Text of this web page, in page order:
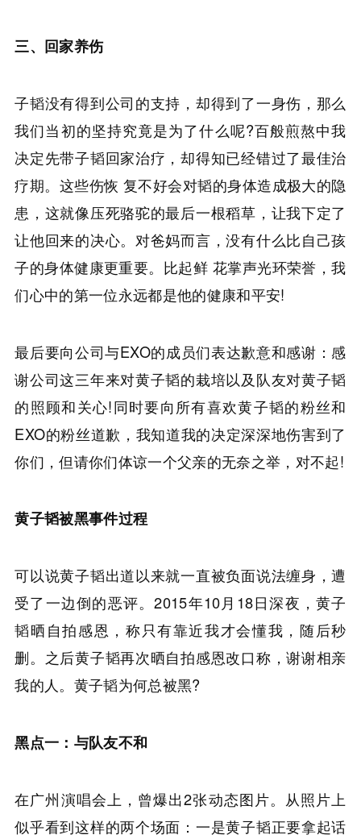
三、回家养伤
子韬没有得到公司的支持，却得到了一身伤，那么
我们当初的坚持究竟是为了什么呢?百般煎熬中我
决定先带子韬回家治疗，却得知已经错过了最佳治
疗期。这些伤恢 复不好会对韬的身体造成极大的隐
患，这就像压死骆驼的最后一根稻草，让我下定了
让他回来的决心。对爸妈而言，没有什么比自己孩
子的身体健康更重要。比起鲜 花掌声光环荣誉，我
们心中的第一位永远都是他的健康和平安!
最后要向公司与EXO的成员们表达歉意和感谢：感
谢公司这三年来对黄子韬的栽培以及队友对黄子韬
的照顾和关心!同时要向所有喜欢黄子韬的粉丝和
EXO的粉丝道歉，我知道我的决定深深地伤害到了
你们，但请你们体谅一个父亲的无奈之举，对不起!
黄子韬被黑事件过程
可以说黄子韬出道以来就一直被负面说法缠身，遭
受了一边倒的恶评。2015年10月18日深夜，黄子
韬晒自拍感恩，称只有靠近我才会懂我，随后秒
删。之后黄子韬再次晒自拍感恩改口称，谢谢相亲
我的人。黄子韬为何总被黑?
黑点一：与队友不和
在广州演唱会上，曾爆出2张动态图片。从照片上
似乎看到这样的两个场面：一是黄子韬正要拿起话